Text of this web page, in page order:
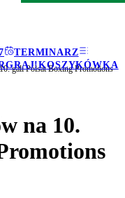
TERMINARZ
GRAJ!KOSZYKÓWKA
gali Polsat Boxing Promotions
na 10.